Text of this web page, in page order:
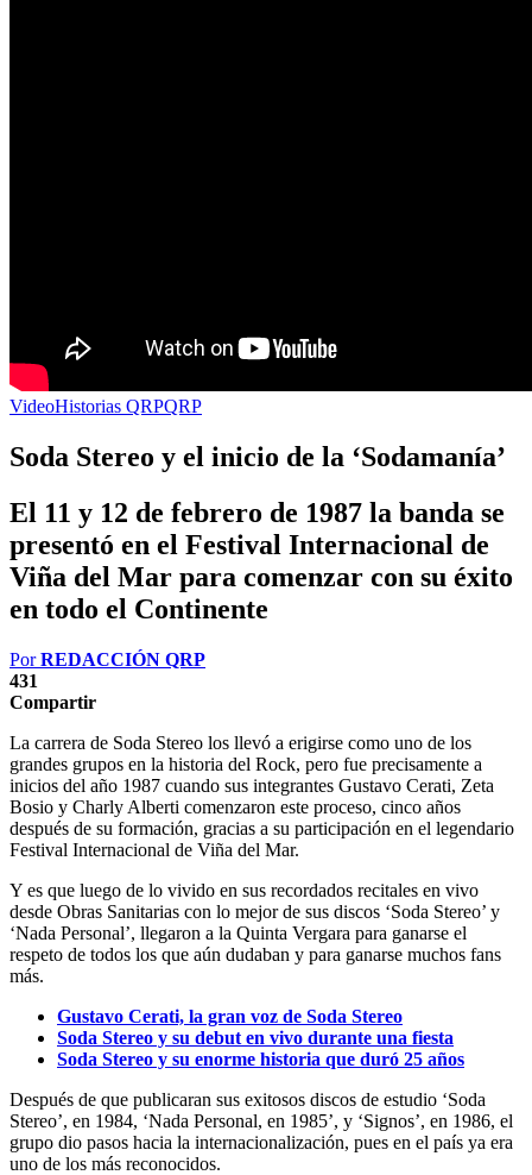
VideoHistorias QRPQRP
Soda Stereo y el inicio de la ‘Sodamanía’
El 11 y 12 de febrero de 1987 la banda se
presentó en el Festival Internacional de
Viña del Mar para comenzar con su éxito
en todo el Continente
PorREDACCIÓN QRP
431
Compartir
La carrera de Soda Stereo los llevó a erigirse como uno de los
grandes grupos en la historia del Rock, pero fue precisamente a
inicios del año 1987 cuando sus integrantes Gustavo Cerati, Zeta
Bosio y Charly Alberti comenzaron este proceso, cinco años
después de su formación, gracias a su participación en el legendario
Festival Internacional de Viña del Mar.
Y es que luego de lo vivido en sus recordados recitales en vivo
desde Obras Sanitarias con lo mejor de sus discos ‘Soda Stereo’ y
‘Nada Personal’, llegaron a la Quinta Vergara para ganarse el
respeto de todos los que aún dudaban y para ganarse muchos fans
más.
Gustavo Cerati, la gran voz de Soda Stereo
Soda Stereo y su debut en vivo durante una fiesta
Soda Stereo y su enorme historia que duró 25 años
Después de que publicaran sus exitosos discos de estudio ‘Soda
Stereo’, en 1984, ‘Nada Personal, en 1985’, y ‘Signos’, en 1986, el
grupo dio pasos hacia la internacionalización, pues en el país ya era
uno de los más reconocidos.